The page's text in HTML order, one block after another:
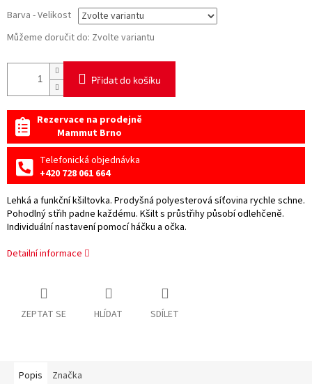
Barva - Velikost
Můžeme doručit do: Zvolte variantu
Přidat do košíku
Rezervace na prodejně
Mammut Brno
Telefonická objednávka
+420 728 061 664
Lehká a funkční kšiltovka. Prodyšná polyesterová síťovina rychle schne.
Pohodlný střih padne každému. Kšilt s průstřihy působí odlehčeně.
Individuální nastavení pomocí háčku a očka.
Detailní informace
ZEPTAT SE HLÍDAT SDÍLET
Popis Značka